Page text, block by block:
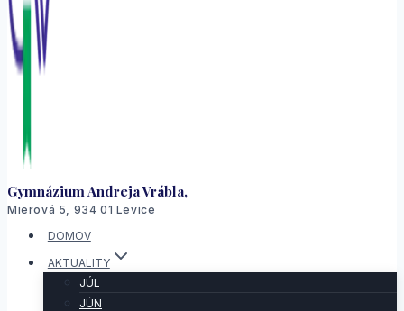
Gymnázium Andreja Vrábla,
Mierová 5, 934 01 Levice
DOMOV
AKTUALITY
JÚL
JÚN